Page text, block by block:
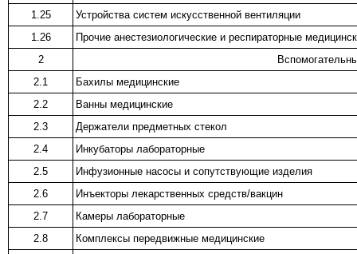
1.25
Устройства систем искусственной вентиляции
1.26
Прочие анестезиологические и респираторные
2
2.1
Бахилы медицинские
2.2
Ванны медицинские
2.3
Держатели предметных стекол
2.4
Инкубаторы лабораторные
2.5
Инфузионные насосы и сопутствующие изделия
2.6
Инъекторы лекарственных средств/вакцин
2.7
Камеры лабораторные
2.8
Комплексы передвижные медицинские